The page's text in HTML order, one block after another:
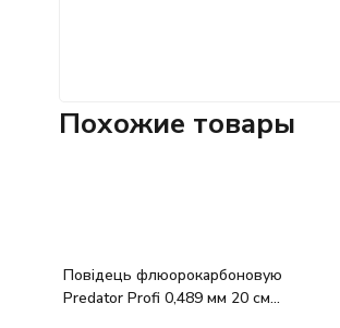
Похожие товары
Повідець флюорокарбоновую
Predator Profi 0,489 мм 20 см